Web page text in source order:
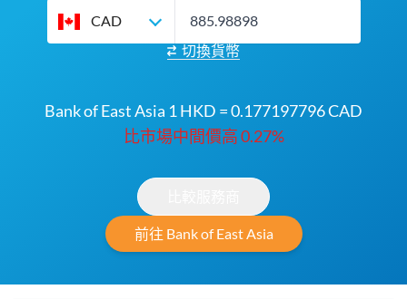
CAD
切換貨幣
Bank of East Asia 1 HKD = 0.177197796 CAD
比市場中間價高 0.27%
前往 Bank of East Asia